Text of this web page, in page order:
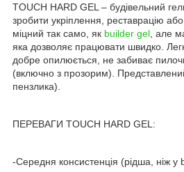
TOUCH HARD GEL – будівельний
зробити укріплення, реставрацію
міцний так само, як builder gel , але
яка дозволяє працювати швидко.
добре опилюється, не забиває
(включно з прозорим).
пензлика).
ПЕРЕВАГИ TOUCH HARD GEL:
-Середня консистенція (рідша, ніж у